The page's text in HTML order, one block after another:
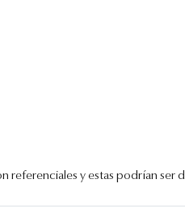
referenciales y estas podrían ser